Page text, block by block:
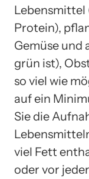
Lebensmittel
Protein),
Gemüse und
grün ist),
so viel wie
auf ein
Sie die
viel Fett
oder vor